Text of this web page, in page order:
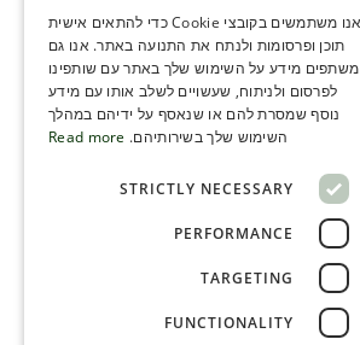
SERBIA
HEBREW
RUSSIAN
SERBIAN-2
אנו משתמשים בקובצי Cookie כדי להתאים אישית
תוכן ופרסומות ולנתח את התנועה באתר. אנו גם
משתפים מידע על השימוש שלך באתר עם שותפינו
לפרסום ולניתוח, שעשויים לשלב אותו עם מידע
נוסף שמסרת להם או שנאסף על ידיהם במהלך
השימוש שלך בשירותיהם. Read more
STRICTLY NECESSARY
PERFORMANCE
TARGETING
FUNCTIONALITY